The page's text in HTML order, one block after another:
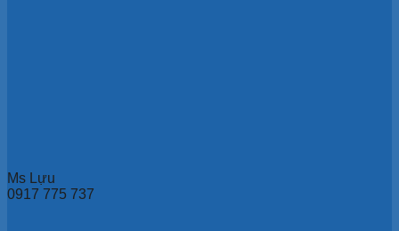
Ms Lựu
0917 775 737